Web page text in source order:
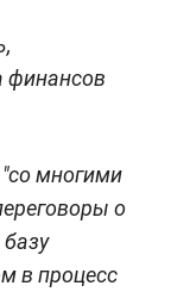
финансов
многими
о
в процесс